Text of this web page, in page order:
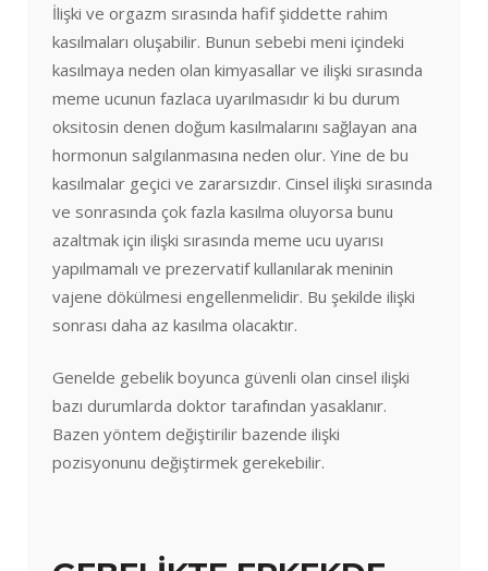
İlişki ve orgazm sırasında hafif şiddette rahim
kasılmaları oluşabilir. Bunun sebebi meni içindeki
kasılmaya neden olan kimyasallar ve ilişki sırasında
meme ucunun fazlaca uyarılmasıdır ki bu durum
oksitosin denen doğum kasılmalarını sağlayan ana
hormonun salgılanmasına neden olur. Yine de bu
kasılmalar geçici ve zararsızdır. Cinsel ilişki sırasında
ve sonrasında çok fazla kasılma oluyorsa bunu
azaltmak için ilişki sırasında meme ucu uyarısı
yapılmamalı ve prezervatif kullanılarak meninin
vajene dökülmesi engellenmelidir. Bu şekilde ilişki
sonrası daha az kasılma olacaktır.
Genelde gebelik boyunca güvenli olan cinsel ilişki
bazı durumlarda doktor tarafından yasaklanır.
Bazen yöntem değiştirilir bazende ilişki
pozisyonunu değiştirmek gerekebilir.